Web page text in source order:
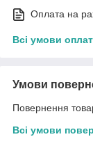
Оплата на
Всі умови
Умови
Повернення
Всі умови